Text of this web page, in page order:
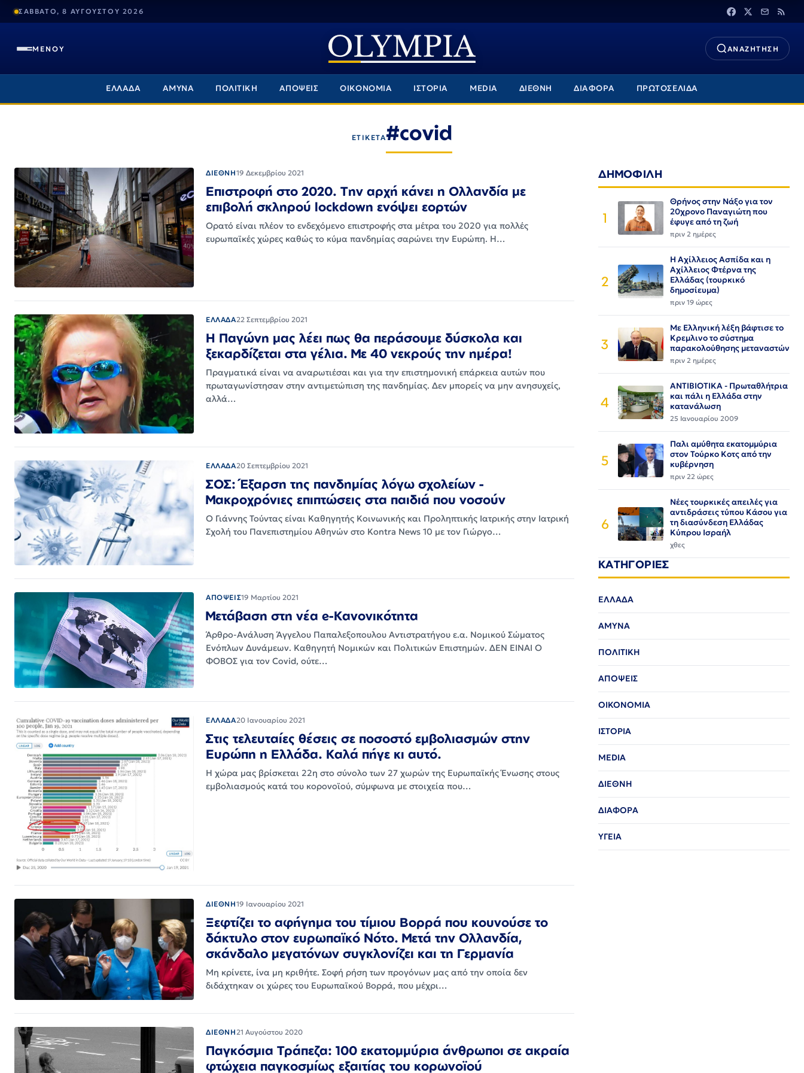
ΣΑΒΒΑΤΟ, 8 ΑΥΓΟΥΣΤΟΥ 2026
ΜΕΝΟΥ ΑΝΑΖΗΤΗΣΗ
ΕΛΛΑΔΑ ΑΜΥΝΑ ΠΟΛΙΤΙΚΗ ΑΠΟΨΕΙΣ ΟΙΚΟΝΟΜΙΑ ΙΣΤΟΡΙΑ MEDIA ΔΙΕΘΝΗ ΔΙΑΦΟΡΑ ΠΡΩΤΟΣΕΛΙΔΑ
ΕΤΙΚΕΤΑ#covid
ΔΙΕΘΝΗ19 Δεκεμβρίου 2021
Επιστροφή στο 2020. Την αρχή κάνει η Ολλανδία με
επιβολή σκληρού lockdown ενόψει εορτών
Ορατό είναι πλέον το ενδεχόμενο επιστροφής στα μέτρα του 2020 για πολλές
ευρωπαϊκές χώρες καθώς το κύμα πανδημίας σαρώνει την Ευρώπη. Η…
ΕΛΛΑΔΑ22 Σεπτεμβρίου 2021
Η Παγώνη μας λέει πως θα περάσουμε δύσκολα και
ξεκαρδίζεται στα γέλια. Με 40 νεκρούς την ημέρα!
Πραγματικά είναι να αναρωτιέσαι και για την επιστημονική επάρκεια αυτών που
πρωταγωνίστησαν στην αντιμετώπιση της πανδημίας. Δεν μπορείς να μην ανησυχείς,
αλλά…
ΕΛΛΑΔΑ20 Σεπτεμβρίου 2021
ΣΟΣ: Έξαρση της πανδημίας λόγω σχολείων -
Μακροχρόνιες επιπτώσεις στα παιδιά που νοσούν
Ο Γιάννης Τούντας είναι Καθηγητής Κοινωνικής και Προληπτικής Ιατρικής στην Ιατρική
Σχολή του Πανεπιστημίου Αθηνών στο Kontra News 10 με τον Γιώργο…
ΑΠΟΨΕΙΣ19 Μαρτίου 2021
Μετάβαση στη νέα e-Κανονικότητα
Άρθρο-Ανάλυση Άγγελου Παπαλεξοπουλου Αντιστρατήγου ε.α. Νομικού Σώματος
Ενόπλων Δυνάμεων. Καθηγητή Νομικών και Πολιτικών Επιστημών. ΔΕΝ ΕΙΝΑΙ Ο
ΦΟΒΟΣ για τον Covid, ούτε…
ΕΛΛΑΔΑ20 Ιανουαρίου 2021
Στις τελευταίες θέσεις σε ποσοστό εμβολιασμών στην
Ευρώπη η Ελλάδα. Καλά πήγε κι αυτό.
Η χώρα μας βρίσκεται 22η στο σύνολο των 27 χωρών της Ευρωπαϊκής Ένωσης στους
εμβολιασμούς κατά του κορονοϊού, σύμφωνα με στοιχεία που…
ΔΙΕΘΝΗ19 Ιανουαρίου 2021
Ξεφτίζει το αφήγημα του τίμιου Βορρά που κουνούσε το
δάκτυλο στον ευρωπαϊκό Νότο. Μετά την Ολλανδία,
σκάνδαλο μεγατόνων συγκλονίζει και τη Γερμανία
Μη κρίνετε, ίνα μη κριθήτε. Σοφή ρήση των προγόνων μας από την οποία δεν
διδάχτηκαν οι χώρες του Ευρωπαϊκού Βορρά, που μέχρι…
ΔΙΕΘΝΗ21 Αυγούστου 2020
Παγκόσμια Τράπεζα: 100 εκατομμύρια άνθρωποι σε ακραία
φτώχεια παγκοσμίως εξαιτίας του κορωνοϊού
ΔΗΜΟΦΙΛΗ
1
Θρήνος στην Νάξο για τον
20χρονο Παναγιώτη που
έφυγε από τη ζωή
πριν 2 ημέρες
2
Η Αχίλλειος Ασπίδα και η
Αχίλλειος Φτέρνα της
Ελλάδας (τουρκικό
δημοσίευμα)
πριν 19 ώρες
3
Με Ελληνική λέξη βάφτισε το
Κρεμλινο το σύστημα
παρακολούθησης μεταναστών
πριν 2 ημέρες
4
ΑΝΤΙΒΙΟΤΙΚΑ - Πρωταθλήτρια
και πάλι η Ελλάδα στην
κατανάλωση
25 Ιανουαρίου 2009
5
Παλι αμύθητα εκατομμύρια
στον Τούρκο Κοτς από την
κυβέρνηση
πριν 22 ώρες
6
Νέες τουρκικές απειλές για
αντιδράσεις τύπου Κάσου για
τη διασύνδεση Ελλάδας
Κύπρου Ισραήλ
χθες
ΚΑΤΗΓΟΡΙΕΣ
ΕΛΛΑΔΑ
ΑΜΥΝΑ
ΠΟΛΙΤΙΚΗ
ΑΠΟΨΕΙΣ
ΟΙΚΟΝΟΜΙΑ
ΙΣΤΟΡΙΑ
MEDIA
ΔΙΕΘΝΗ
ΔΙΑΦΟΡΑ
ΥΓΕΙΑ